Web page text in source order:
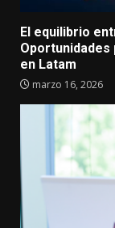
El equilibrio
en Latam
marzo 16, 2026